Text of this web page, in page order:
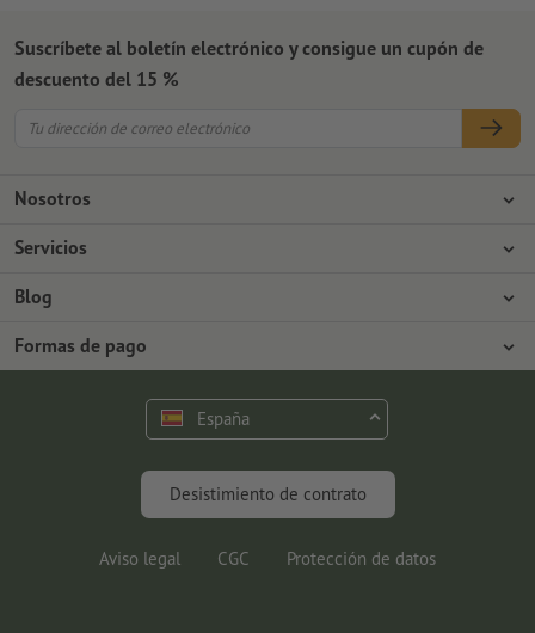
Nosotros
Empresa
Protección del medio ambiente
Servicios
Formas de pago
Programa Premium
Blog
Tutoriales de Photoshop
Fuentes y Herramientas
Formas de pago
Suscríbete al boletín electrónico y consigue un cupón de
descuento del 15 %
España
Desistimiento de contrato
Aviso legal CGC Protección de datos